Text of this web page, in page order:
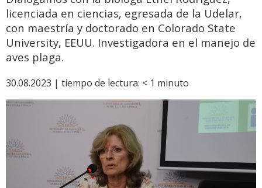
licenciada en ciencias, egresada de la Udelar,
con maestría y doctorado en Colorado State
University, EEUU. Investigadora en el manejo de
aves plaga.
30.08.2023 | tiempo de lectura: < 1 minuto